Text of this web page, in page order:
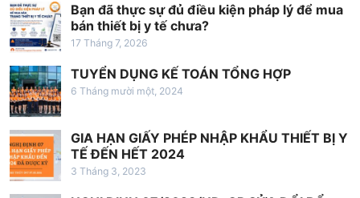
à
i
v
i
ế
t
Bạn đã thực sự đủ điều kiện pháp lý để mua
bán thiết bị y tế chưa?
17 Tháng 7, 2026
TUYỂN DỤNG KẾ TOÁN TỔNG HỢP
6 Tháng mười một, 2024
GIA HẠN GIẤY PHÉP NHẬP KHẨU THIẾT BỊ Y
TẾ ĐẾN HẾT 2024
3 Tháng 3, 2023